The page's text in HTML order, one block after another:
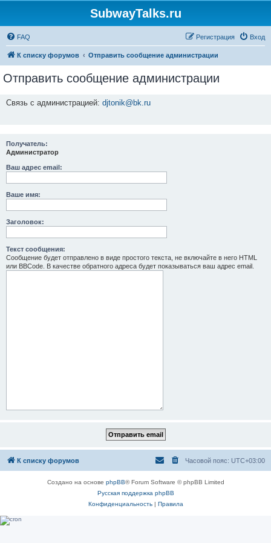
SubwayTalks.ru
FAQ Вход
Регистрация
К списку форумов Отправить сообщение администрации
Отправить сообщение администрации
Связь с администрацией: djtonik@bk.ru
Получатель:
Администратор
Ваш адрес email:
Ваше имя:
Заголовок:
Текст сообщения:
Сообщение будет отправлено в виде простого текста, не включайте в него HTML
или BBCode. В качестве обратного адреса будет показываться ваш адрес email.
К списку форумов Часовой пояс: UTC+03:00
Создано на основе phpBB® Forum Software © phpBB Limited
Русская поддержка phpBB
Конфиденциальность| Правила